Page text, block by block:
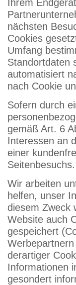
Ihrem
nächsten
Cookies
Umfang
Standortdaten
automatisiert
nach Cookie
Sofern durch
gemäß Art. 6
Interessen an
einer
Seitenbesuchs.
Wir arbeiten
helfen, unser
diesem Zweck
Website auch
gespeichert
derartiger
Informationen
gesondert